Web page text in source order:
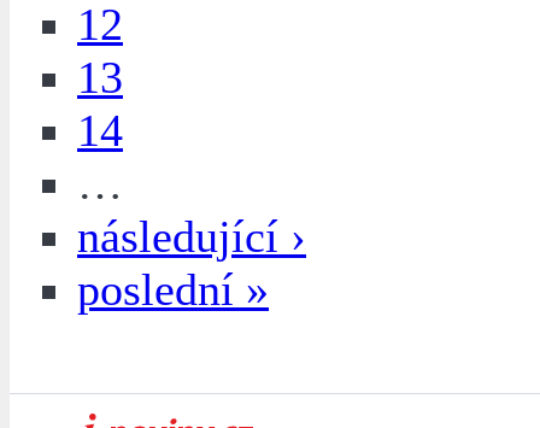
12
13
14
…
následující ›
poslední »